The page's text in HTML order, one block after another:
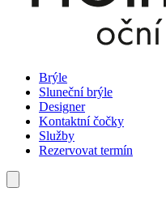
Brýle
Sluneční brýle
Designer
Kontaktní čočky
Služby
Rezervovat termín